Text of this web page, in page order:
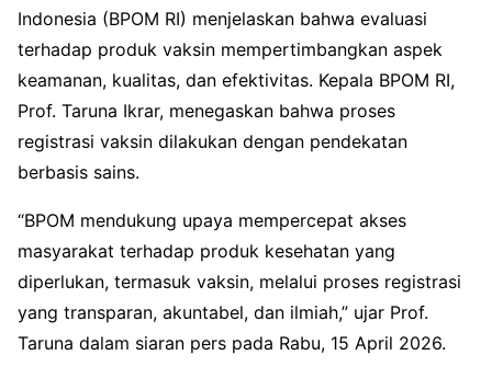
Indonesia (BPOM RI) menjelaskan bahwa evaluasi
terhadap produk vaksin mempertimbangkan aspek
keamanan, kualitas, dan efektivitas. Kepala BPOM RI,
Prof. Taruna Ikrar, menegaskan bahwa proses
registrasi vaksin dilakukan dengan pendekatan
berbasis sains.
“BPOM mendukung upaya mempercepat akses
masyarakat terhadap produk kesehatan yang
diperlukan, termasuk vaksin, melalui proses registrasi
yang transparan, akuntabel, dan ilmiah,” ujar Prof.
Taruna dalam siaran pers pada Rabu, 15 April 2026.